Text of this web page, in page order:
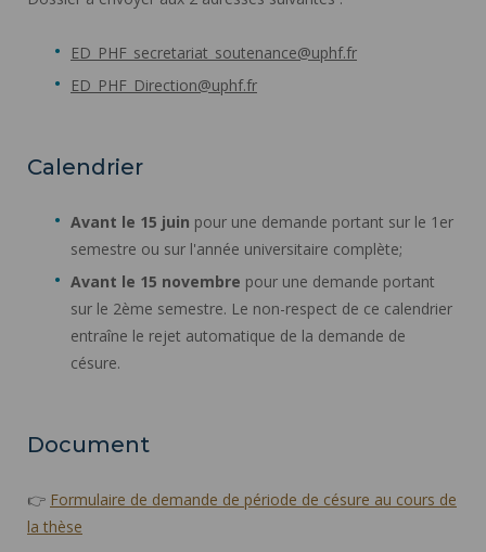
ED_PHF_secretariat_soutenance@uphf.fr
ED_PHF_Direction@uphf.fr
Calendrier
Avant le 15 juin pour une demande portant sur le 1er
semestre ou sur l'année universitaire complète;
Avant le 15 novembre pour une demande portant
sur le 2ème semestre. Le non-respect de ce calendrier
entraîne le rejet automatique de la demande de
césure.
Document
👉 Formulaire de demande de période de césure au cours de
la thèse